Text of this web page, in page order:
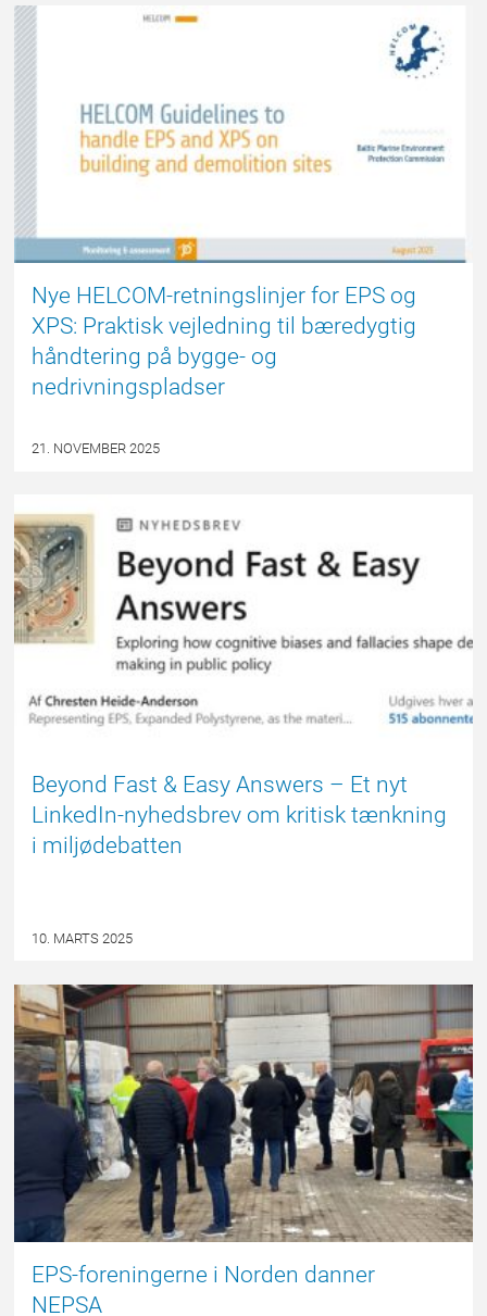
Nye HELCOM-retningslinjer for EPS og
XPS: Praktisk vejledning til bæredygtig
håndtering på bygge- og
nedrivningspladser
21. NOVEMBER 2025
NYHED
Beyond Fast & Easy Answers – Et nyt
LinkedIn-nyhedsbrev om kritisk tænkning
i miljødebatten
10. MARTS 2025
EPS-foreningerne i Norden danner
NEPSA